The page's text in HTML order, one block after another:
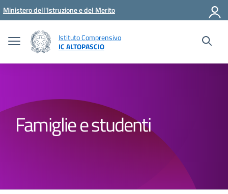
Vai ai contenuti
Vai al menu di navigazione
Vai al footer
Ministero dell'Istruzione e del Merito
Istituto Comprensivo
IC ALTOPASCIO
Famiglie e studenti